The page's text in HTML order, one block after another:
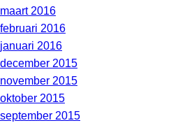
maart 2016
februari 2016
januari 2016
december 2015
november 2015
oktober 2015
september 2015